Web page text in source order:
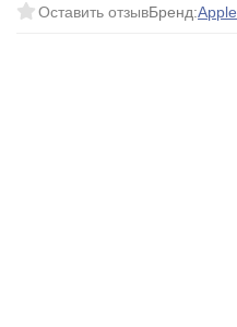
Оставить отзывБренд:Apple